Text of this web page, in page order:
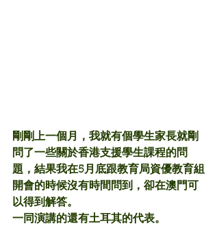
剛剛上一個月，我就有個學生家長就剛
問了一些關於香港支援學生課程的問
題，結果我在5月底跟教育局資優教育組
開會的時候沒有時間問到，卻在澳門可
以得到解答。
一同演講的還有土耳其的代表。